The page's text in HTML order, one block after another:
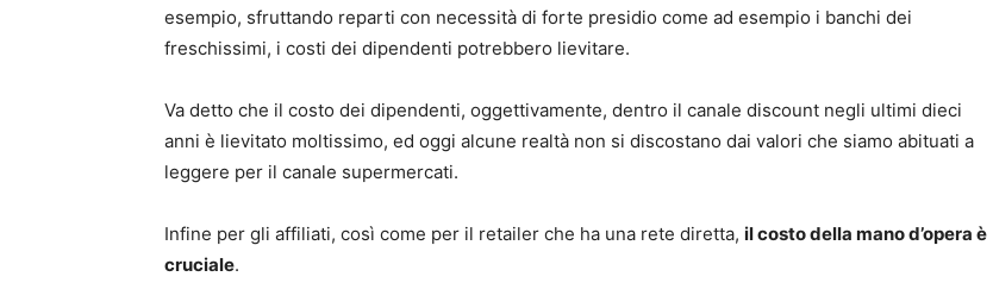
esempio, sfruttando reparti con necessità di forte presidio come ad esempio i banchi dei
freschissimi, i costi dei dipendenti potrebbero lievitare.
Va detto che il costo dei dipendenti, oggettivamente, dentro il canale discount negli ultimi dieci
anni è lievitato moltissimo, ed oggi alcune realtà non si discostano dai valori che siamo abituati a
leggere per il canale supermercati.
Infine per gli affiliati, così come per il retailer che ha una rete diretta, il costo della mano d’opera è
cruciale.